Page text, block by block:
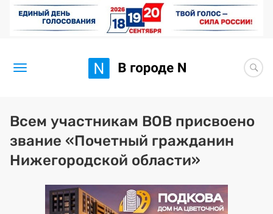
Новости
Статьи
Здоровье
BORЩ
Всем участникам ВОВ присвоено
звание «Почетный гражданин
Нижегородской области»